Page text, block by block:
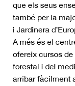
que els seus
també per la
i Jardinera
A més és el
ofereix cursos
forestal i del
arribar fàcilment